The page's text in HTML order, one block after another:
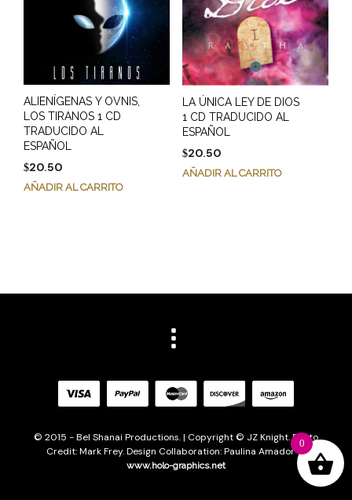
ALIENÍGENAS Y OVNIS,
LOS TIRANOS 1 CD
TRADUCIDO AL
ESPAÑOL
$20.50
AÑADIR AL CARRITO
LA ÚNICA LEY DE DIOS
1 CD TRADUCIDO AL
ESPAÑOL
$20.50
AÑADIR AL CARRITO
© 2015 - Bel Shanai Productions. | Copyright © JZ Knight. Photo
Credit: Mark Frey. Design Collaboration: Paulina Amador of
www.holo-graphics.net
0